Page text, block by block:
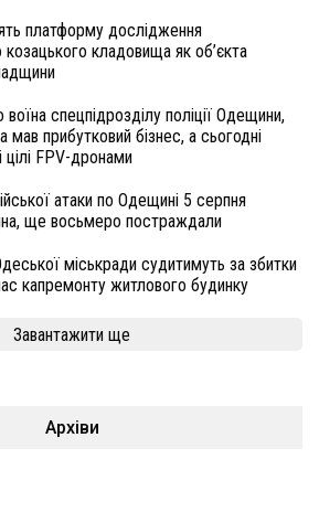
платформу дослідження
козацького кладовища як об’єкта
спецпідрозділу поліції Одещини,
мав прибутковий бізнес, а сьогодні
FPV-дронами
атаки по Одещині 5 серпня
ще восьмеро постраждали
міськради судитимуть за збитки
капремонту житлового будинку
Завантажити ще
Архіви